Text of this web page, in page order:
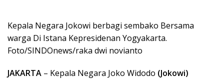
Kepala Negara Jokowi berbagi sembako Bersama
warga Di Istana Kepresidenan Yogyakarta.
Foto/SINDOnews/raka dwi novianto
JAKARTA – Kepala Negara Joko Widodo (Jokowi)